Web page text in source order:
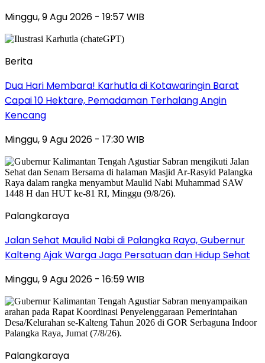
Minggu, 9 Agu 2026 - 19:57 WIB
Berita
Dua Hari Membara! Karhutla di Kotawaringin Barat
Capai 10 Hektare, Pemadaman Terhalang Angin
Kencang
Minggu, 9 Agu 2026 - 17:30 WIB
Palangkaraya
Jalan Sehat Maulid Nabi di Palangka Raya, Gubernur
Kalteng Ajak Warga Jaga Persatuan dan Hidup Sehat
Minggu, 9 Agu 2026 - 16:59 WIB
Palangkaraya